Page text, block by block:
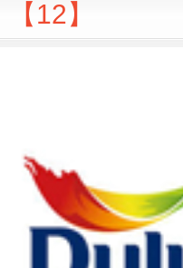
【12】